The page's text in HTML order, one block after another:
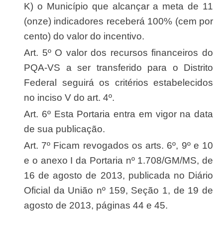
k) o Município que alcançar a meta de 11
(onze) indicadores receberá 100% (cem por
cento) do valor do incentivo.
Art. 5º O valor dos recursos financeiros do
PQA-VS a ser transferido para o Distrito
Federal seguirá os critérios estabelecidos
no inciso V do art. 4º.
Art. 6º Esta Portaria entra em vigor na data
de sua publicação.
Art. 7º Ficam revogados os arts. 6º, 9º e 10
e o anexo I da Portaria nº 1.708/GM/MS, de
16 de agosto de 2013, publicada no Diário
Oficial da União nº 159, Seção 1, de 19 de
agosto de 2013, páginas 44 e 45.